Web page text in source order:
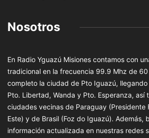
Nosotros
En Radio Yguazú Misiones contamos con
tradicional en la frecuencia 99.9 Mhz de
completo la ciudad de Pto Iguazú,
Pto. Libertad, Wanda y Pto. Esperanza, así
ciudades vecinas de Paraguay (Presidente
Este) y de Brasil (Foz do Iguazú). Además,
información actualizada en nuestras redes